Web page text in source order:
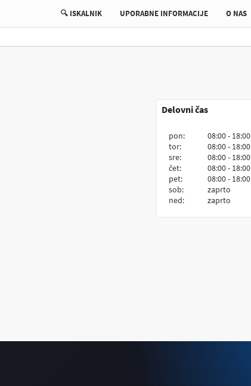
🔍 ISKALNIK UPORABNE INFORMACIJE O NAS
Delovni čas
pon:
tor:
sre:
čet:
pet:
sob:
ned:
08:00 - 18:00
08:00 - 18:00
08:00 - 18:00
08:00 - 18:00
08:00 - 18:00
zaprto
zaprto